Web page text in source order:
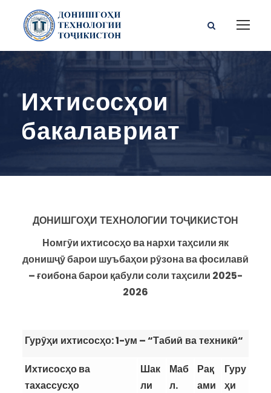
Ихтисосҳои
бакалавриат
ДОНИШГОҲИ ТЕХНОЛОГИИ ТОҶИКИСТОН
Номгӯи ихтисосҳо ва нархи таҳсили як
донишҷӯ барои шуъбаҳои рӯзона ва фосилавӣ
– ғоибона барои қабули соли таҳсили 2025-
2026
Гурӯҳи ихтисосҳо: 1-ум – “Табиӣ ватехникӣ“
Ихтисосҳо ва
тахассусҳо
Шак
ли
Маб
л.
Рақ
ами
Гуру
ҳи